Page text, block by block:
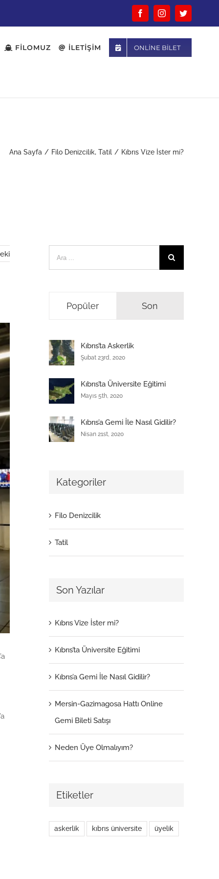
FacebookInstagramTwitter
FİLOMUZ İLETİŞİM ONLINE BILET
Ana Sayfa / Filo Denizcilik, Tatil / Kıbrıs Vize İster mi?
Ara:
Popüler Son
Kıbrıs’ta Askerlik
Şubat 23rd, 2020
Kıbrıs’ta Üniversite Eğitimi
Mayıs 5th, 2020
Kıbrıs’a Gemi İle Nasıl Gidilir?
Nisan 21st, 2020
Kategoriler
Filo Denizcilik
Tatil
Son Yazılar
Kıbrıs Vize İster mi?
Kıbrıs’ta Üniversite Eğitimi
Kıbrıs’a Gemi İle Nasıl Gidilir?
Mersin-Gazimagosa Hattı Online
Gemi Bileti Satışı
Neden Üye Olmalıyım?
Etiketler
askerlik kıbrıs üniversite üyelik